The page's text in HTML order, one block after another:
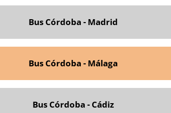
Bus Córdoba - Madrid
Bus Córdoba - Málaga
Bus Córdoba - Cádiz